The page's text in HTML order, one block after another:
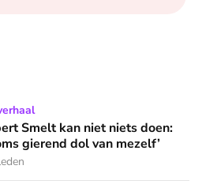
niets doen: ‘Ik word soms
Smelt kan niet niets doen:
gierend dol van mezelf’